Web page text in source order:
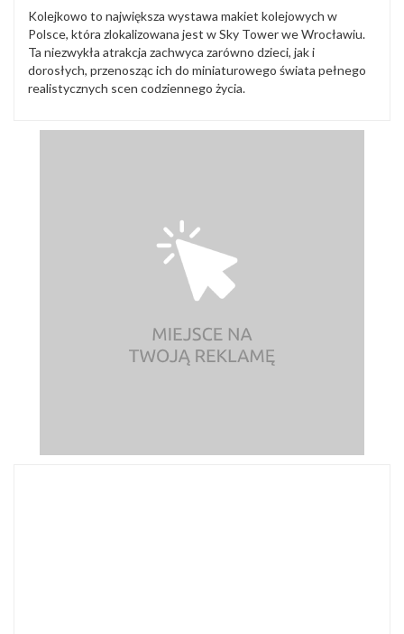
Kolejkowo to największa wystawa makiet kolejowych w
Polsce, która zlokalizowana jest w Sky Tower we Wrocławiu.
Ta niezwykła atrakcja zachwyca zarówno dzieci, jak i
dorosłych, przenosząc ich do miniaturowego świata pełnego
realistycznych scen codziennego życia.